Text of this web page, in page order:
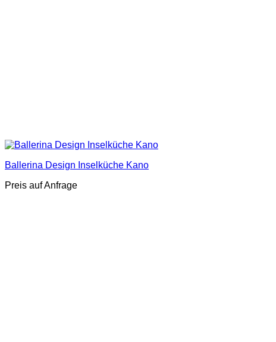
Ballerina Design Inselküche Kano
Preis auf Anfrage